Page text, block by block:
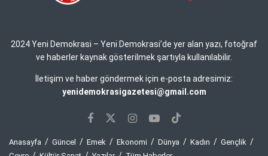
2024 Yeni Demokrasi – Yeni Demokrasi’de yer alan yazı, fotoğraf
ve haberler kaynak gösterilmek şartıyla kullanılabilir.
İletişim ve haber göndermek için e-posta adresimiz:
yenidemokrasigazetesi@gmail.com
Anasayfa Güncel Emek Ekonomi Dünya Kadın
Gençlik